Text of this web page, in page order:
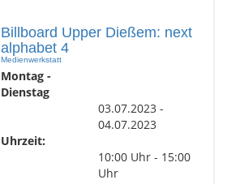
Billboard Upper Dießem: next
alphabet 4
Medienwerkstatt
Montag -
Dienstag
03.07.2023 -
04.07.2023
Uhrzeit:
10:00 Uhr - 15:00
Uhr